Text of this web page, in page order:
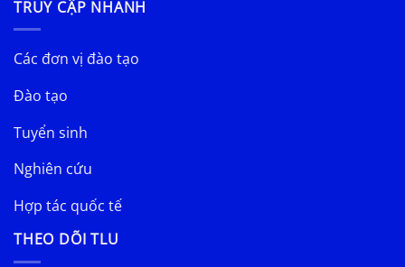
TRUY CẬP NHANH
Các đơn vị đào tạo
Đào tạo
Tuyển sinh
Nghiên cứu
Hợp tác quốc tế
THEO DÕI TLU